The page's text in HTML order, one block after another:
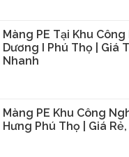
Màng PE Tại Khu
Dương I Phú Thọ | Giá
Nhanh
Màng PE Khu Công
Hưng Phú Thọ | Giá